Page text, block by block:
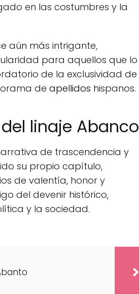
en las costumbres y la
aún más intrigante,
para aquellos que lo
de la exclusividad de
de apellidos hispanos.
linaje Abanco
de trascendencia y
su propio capítulo,
de valentía, honor y
del devenir histórico,
y la sociedad.